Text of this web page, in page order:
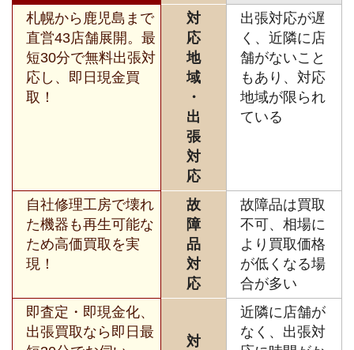
札幌から鹿児島まで
直営43店舗展開。最
短30分で無料出張対
応し、即日現金買
取！
対
応
地
域
・
出
張
対
応
出張対応が遅
く、近隣に店
舗がないこと
もあり、対応
地域が限られ
ている
自社修理工房で壊れ
た機器も再生可能な
ため高価買取を実
現！
故
障
品
対
応
故障品は買取
不可、相場に
より買取価格
が低くなる場
合が多い
即査定・即現金化、
出張買取なら即日最
対
近隣に店舗が
なく、出張対